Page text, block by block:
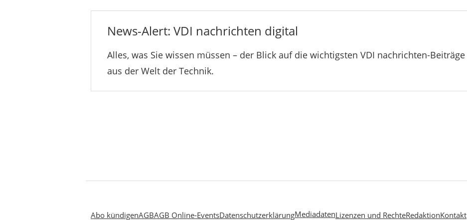
News-Alert: VDI nachrichten digital
Alles, was Sie wissen müssen – der Blick auf die wichtigsten VDI nachrichten-Beiträge
aus der Welt der Technik.
Abo kündigenAGBAGB Online-EventsDatenschutzerklärungMediadatenLizenzen und RechteRedaktionKontakt